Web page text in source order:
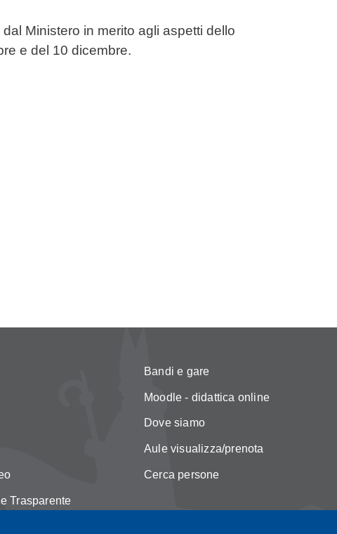
Ministero in merito agli aspetti dello
e del 10 dicembre.
Trasparente
Bandi e gare
Moodle - didattica online
Dove siamo
Aule visualizza/prenota
Cerca persone